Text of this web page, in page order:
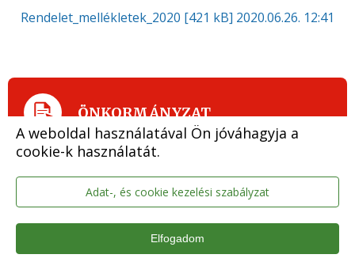
A weboldal használatával Ön jóváhagyja a
cookie-k használatát.
Adat-, és cookie kezelési szabályzat
Elfogadom
Rendelet_mellékletek_2020 [421 kB] 2020.06.26. 12:41
ÖNKORMÁNYZAT
Polgármester, képviselő-testület, bizottságok
Közgyűlési dokumentumok